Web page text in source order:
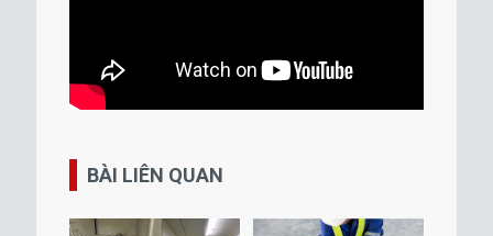
BÀI LIÊN QUAN